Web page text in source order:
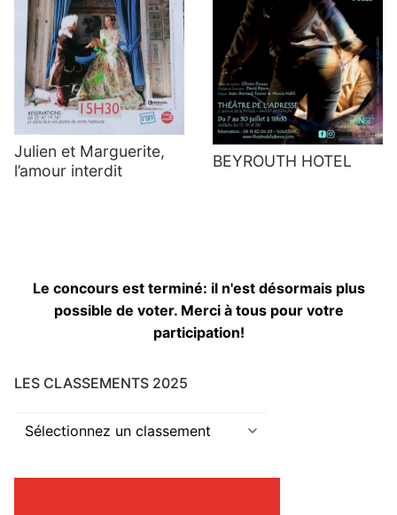
Julien et Marguerite,
l’amour interdit
BEYROUTH HOTEL
Le concours est terminé: il n'est désormais plus
possible de voter. Merci à tous pour votre
participation!
LES CLASSEMENTS 2025
Les